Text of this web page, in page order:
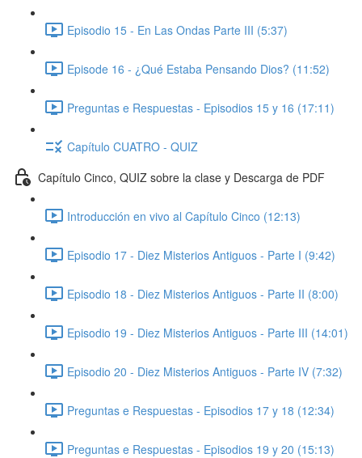
Episodio 15 - En Las Ondas Parte III (5:37)
Episode 16 - ¿Qué Estaba Pensando Dios? (11:52)
Preguntas e Respuestas - Episodios 15 y 16 (17:11)
Capítulo CUATRO - QUIZ
Capítulo Cinco, QUIZ sobre la clase y Descarga de PDF
Introducción en vivo al Capítulo Cinco (12:13)
Episodio 17 - Diez Misterios Antiguos - Parte I (9:42)
Episodio 18 - Diez Misterios Antiguos - Parte II (8:00)
Episodio 19 - Diez Misterios Antiguos - Parte III (14:01)
Episodio 20 - Diez Misterios Antiguos - Parte IV (7:32)
Preguntas e Respuestas - Episodios 17 y 18 (12:34)
Preguntas e Respuestas - Episodios 19 y 20 (15:13)